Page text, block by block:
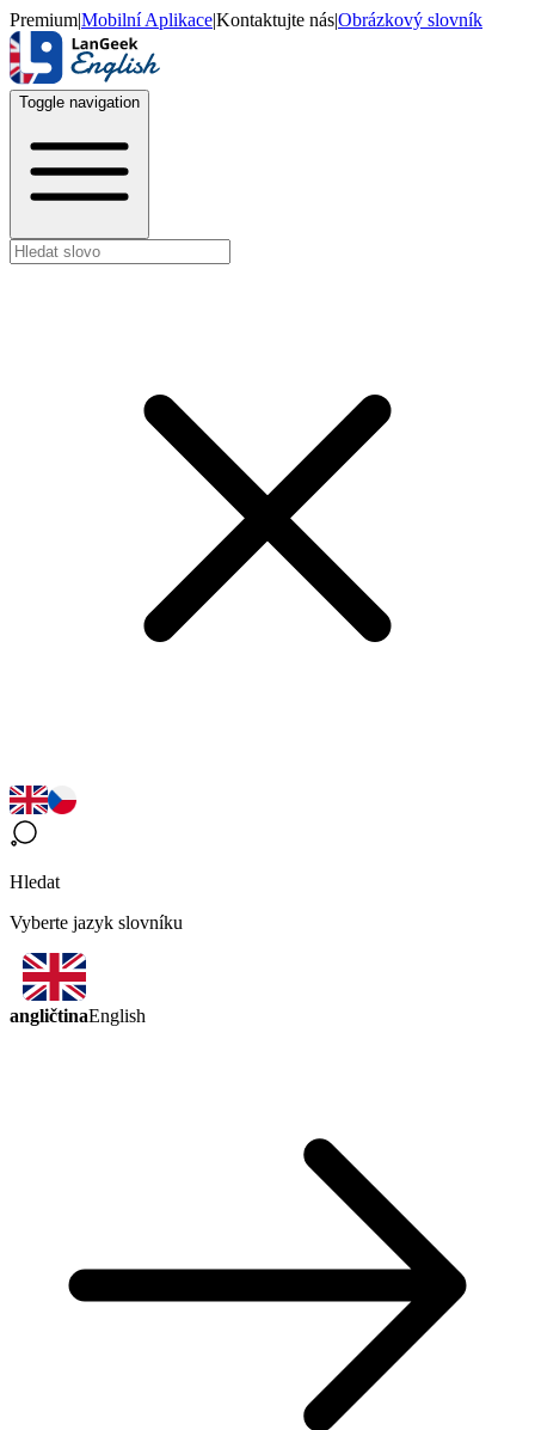
Premium|Mobilní Aplikace|Kontaktujte nás|Obrázkový slovník
Toggle navigation
Hledat
Vyberte jazyk slovníku
angličtinaEnglish